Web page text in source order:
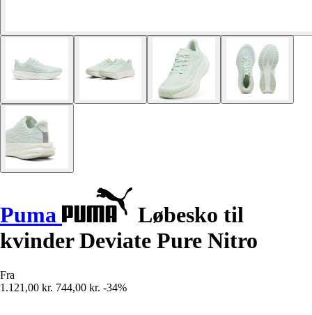
Puma
Løbesko til
kvinder Deviate Pure Nitro
Fra
1.121,00 kr. 744,00 kr. -34%